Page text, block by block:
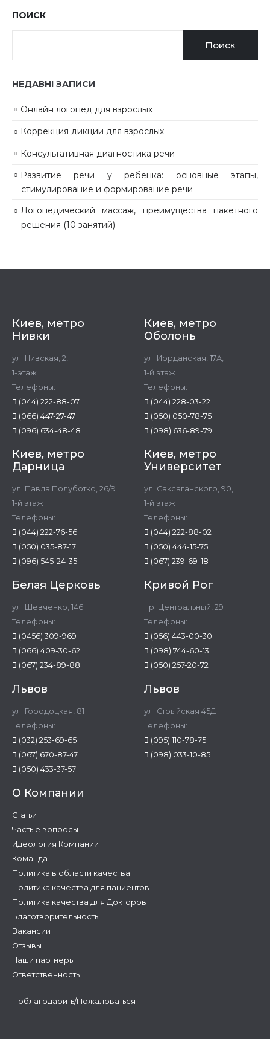
ПОИСК
Поиск
НЕДАВНІ ЗАПИСИ
Онлайн логопед для взрослых
Коррекция дикции для взрослых
Консультативная диагностика речи
Развитие речи у ребёнка: основные этапы,
стимулирование и формирование речи
Логопедический массаж, преимущества пакетного
решения (10 занятий)
Киев, метро
Нивки
ул. Нивская, 2,
1-этаж
Телефоны:
(044) 222-88-07
(066) 447-27-47
(096) 634-48-48
Киев, метро
Оболонь
ул. Иорданская, 17А,
1-й этаж
Телефоны:
(044) 228-03-22
(050) 050-78-75
(098) 636-89-79
Киев, метро
Дарница
ул. Павла Полуботко, 26/9
1-й этаж
Телефоны:
(044) 222-76-56
(050) 035-87-17
(096) 545-24-35
Киев, метро
Университет
ул. Саксаганского, 90,
1-й этаж
Телефоны:
(044) 222-88-02
(050) 444-15-75
(067) 239-69-18
Белая Церковь
ул. Шевченко, 146
Телефоны:
(0456) 309-969
(066) 409-30-62
(067) 234-89-88
Кривой Рог
пр. Центральный, 29
Телефоны:
(056) 443-00-30
(098) 744-60-13
(050) 257-20-72
Львов
ул. Городоцкая, 81
Телефоны:
(032) 253-69-65
(067) 670-87-47
(050) 433-37-57
Львов
ул. Стрыйская 45Д
Телефоны:
(095) 110-78-75
(098) 033-10-85
О Компании
Статьи
Частые вопросы
Идеология Компании
Команда
Политика в области качества
Политика качества для пациентов
Политика качества для Докторов
Благотворительность
Вакансии
Отзывы
Наши партнеры
Ответственность
Поблагодарить/Пожаловаться